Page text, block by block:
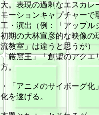
大。表現の過剰なエスカレ
モーションキャプチャーで
工・演出（例：「アップル
初期の大林宣彦的な映像の
流教室」は違うと思うが）
「厳窟王」「創聖のアクエ
方。
・「アニメのサイボーグ
化を遂げる。